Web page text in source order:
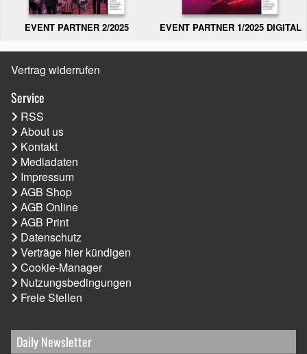
EVENT PARTNER 2/2025 EVENT PARTNER 1/2025 DIGITAL
Vertrag widerrufen
Service
RSS
About us
Kontakt
Mediadaten
Impressum
AGB Shop
AGB Online
AGB Print
Datenschutz
Verträge hier kündigen
Cookie-Manager
Nutzungsbedingungen
Freie Stellen
Daily Newsletter